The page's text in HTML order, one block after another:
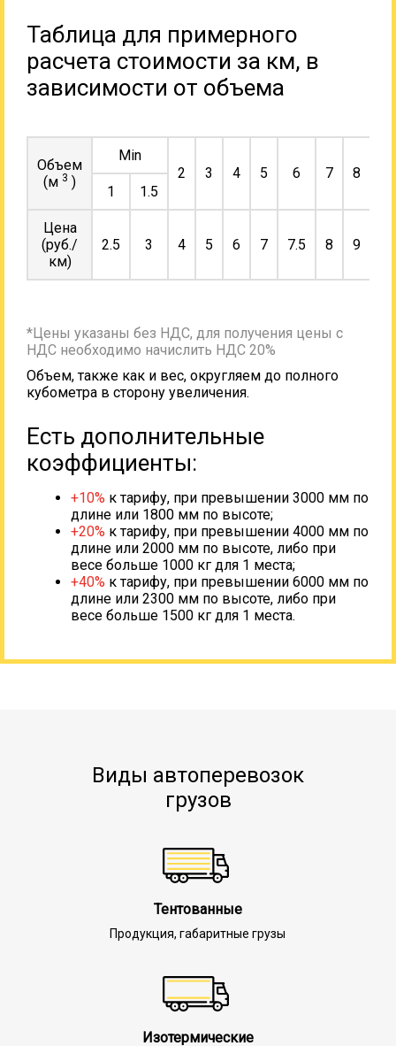
Таблица для примерного
расчета стоимости за км, в
зависимости от объема
Объем
(м 3 )
Min
2
3 4 5 6 7 8
1
1.5
Цена
(руб./
км)
2.5 3 4 5 6 7 7.5 8 9
*Цены указаны без НДС, для получения цены с
НДС необходимо начислить НДС 20%
Объем, также как и вес, округляем до полного
кубометра в сторону увеличения.
Есть дополнительные
коэффициенты:
+10% к тарифу, при превышении 3000 мм по
длине или 1800 мм по высоте;
+20% к тарифу, при превышении 4000 мм по
длине или 2000 мм по высоте, либо при
весе больше 1000 кг для 1 места;
+40% к тарифу, при превышении 6000 мм по
длине или 2300 мм по высоте, либо при
весе больше 1500 кг для 1 места.
Виды автоперевозок
грузов
Тентованные
Продукция, габаритные грузы
Изотермические